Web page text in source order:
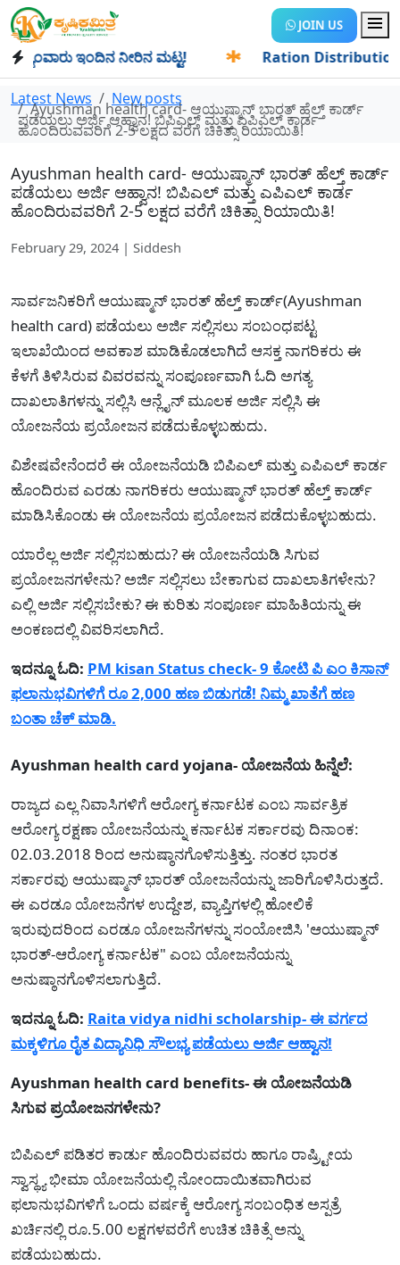
JOIN US
ಇಂದಿನ ನೀರಿನ ಮಟ್ಟ! Ration Distribution-
Latest News New posts
Ayushman health card- ಆಯುಷ್ಮಾನ್ ಭಾರತ್ ಹೆಲ್ತ್ ಕಾರ್ಡ್
ಪಡೆಯಲು ಅರ್ಜಿ ಆಹ್ವಾನ! ಬಿಪಿಎಲ್ ಮತ್ತು ಎಪಿಎಲ್ ಕಾರ್ಡ
ಹೊಂದಿರುವವರಿಗೆ 2-5 ಲಕ್ಷದ ವರೆಗೆ ಚಿಕಿತ್ಸಾ ರಿಯಾಯಿತಿ!
Ayushman health card- ಆಯುಷ್ಮಾನ್ ಭಾರತ್ ಹೆಲ್ತ್ ಕಾರ್ಡ್
ಪಡೆಯಲು ಅರ್ಜಿ ಆಹ್ವಾನ! ಬಿಪಿಎಲ್ ಮತ್ತು ಎಪಿಎಲ್ ಕಾರ್ಡ
ಹೊಂದಿರುವವರಿಗೆ 2-5 ಲಕ್ಷದ ವರೆಗೆ ಚಿಕಿತ್ಸಾ ರಿಯಾಯಿತಿ!
February 29, 2024 | Siddesh
ಸಾರ್ವಜನಿಕರಿಗೆ ಆಯುಷ್ಮಾನ್ ಭಾರತ್ ಹೆಲ್ತ್ ಕಾರ್ಡ್(Ayushman
health card) ಪಡೆಯಲು ಅರ್ಜಿ ಸಲ್ಲಿಸಲು ಸಂಬಂಧಪಟ್ಟ
ಇಲಾಖೆಯಿಂದ ಅವಕಾಶ ಮಾಡಿಕೊಡಲಾಗಿದೆ ಆಸಕ್ತ ನಾಗರಿಕರು ಈ
ಕೆಳಗೆ ತಿಳಿಸಿರುವ ವಿವರವನ್ನು ಸಂಪೂರ್ಣವಾಗಿ ಓದಿ ಅಗತ್ಯ
ದಾಖಲಾತಿಗಳನ್ನು ಸಲ್ಲಿಸಿ ಆನ್ಲೈನ್ ಮೂಲಕ ಅರ್ಜಿ ಸಲ್ಲಿಸಿ ಈ
ಯೋಜನೆಯ ಪ್ರಯೋಜನ ಪಡೆದುಕೊಳ್ಳಬಹುದು.
ವಿಶೇಷವೇನೆಂದರೆ ಈ ಯೋಜನೆಯಡಿ ಬಿಪಿಎಲ್ ಮತ್ತು ಎಪಿಎಲ್ ಕಾರ್ಡ
ಹೊಂದಿರುವ ಎರಡು ನಾಗರಿಕರು ಆಯುಷ್ಮಾನ್ ಭಾರತ್ ಹೆಲ್ತ್ ಕಾರ್ಡ್
ಮಾಡಿಸಿಕೊಂಡು ಈ ಯೋಜನೆಯ ಪ್ರಯೋಜನ ಪಡೆದುಕೊಳ್ಳಬಹುದು.
ಯಾರೆಲ್ಲ ಅರ್ಜಿ ಸಲ್ಲಿಸಬಹುದು? ಈ ಯೋಜನೆಯಡಿ ಸಿಗುವ
ಪ್ರಯೋಜನಗಳೇನು? ಅರ್ಜಿ ಸಲ್ಲಿಸಲು ಬೇಕಾಗುವ ದಾಖಲಾತಿಗಳೇನು?
ಎಲ್ಲಿ ಅರ್ಜಿ ಸಲ್ಲಿಸಬೇಕು? ಈ ಕುರಿತು ಸಂಪೂರ್ಣ ಮಾಹಿತಿಯನ್ನು ಈ
ಅಂಕಣದಲ್ಲಿ ವಿವರಿಸಲಾಗಿದೆ.
ಇದನ್ನೂ ಓದಿ: PM kisan Status check- 9 ಕೋಟಿ ಪಿ ಎಂ ಕಿಸಾನ್
ಫಲಾನುಭವಿಗಳಿಗೆ ರೂ 2,000 ಹಣ ಬಿಡುಗಡೆ! ನಿಮ್ಮ ಖಾತೆಗೆ ಹಣ
ಬಂತಾ ಚೆಕ್ ಮಾಡಿ.
Ayushman health card yojana- ಯೋಜನೆಯ ಹಿನ್ನೆಲೆ:
ರಾಜ್ಯದ ಎಲ್ಲ ನಿವಾಸಿಗಳಿಗೆ ಆರೋಗ್ಯ ಕರ್ನಾಟಕ ಎಂಬ ಸಾರ್ವತ್ರಿಕ
ಆರೋಗ್ಯ ರಕ್ಷಣಾ ಯೋಜನೆಯನ್ನು ಕರ್ನಾಟಕ ಸರ್ಕಾರವು ದಿನಾಂಕ:
02.03.2018 ರಿಂದ ಅನುಷ್ಠಾನಗೊಳಿಸುತ್ತಿತ್ತು. ನಂತರ ಭಾರತ
ಸರ್ಕಾರವು ಆಯುಷ್ಮಾನ್ ಭಾರತ್ ಯೋಜನೆಯನ್ನು ಜಾರಿಗೊಳಿಸಿರುತ್ತದೆ.
ಈ ಎರಡೂ ಯೋಜನೆಗಳ ಉದ್ದೇಶ, ವ್ಯಾಪ್ತಿಗಳಲ್ಲಿ ಹೋಲಿಕೆ
ಇರುವುದರಿಂದ ಎರಡೂ ಯೋಜನೆಗಳನ್ನು ಸಂಯೋಜಿಸಿ 'ಆಯುಷ್ಮಾನ್
ಭಾರತ್-ಆರೋಗ್ಯ ಕರ್ನಾಟಕ" ಎಂಬ ಯೋಜನೆಯನ್ನು
ಅನುಷ್ಠಾನಗೊಳಿಸಲಾಗುತ್ತಿದೆ.
ಇದನ್ನೂ ಓದಿ: Raita vidya nidhi scholarship- ಈ ವರ್ಗದ
ಮಕ್ಕಳಿಗೂ ರೈತ ವಿದ್ಯಾನಿಧಿ ಸೌಲಭ್ಯ ಪಡೆಯಲು ಅರ್ಜಿ ಆಹ್ವಾನ!
Ayushman health card benefits- ಈ ಯೋಜನೆಯಡಿ
ಸಿಗುವ ಪ್ರಯೋಜನಗಳೇನು?
ಬಿಪಿಎಲ್ ಪಡಿತರ ಕಾರ್ಡು ಹೊಂದಿರುವವರು ಹಾಗೂ ರಾಷ್ರ್ಟೀಯ
ಸ್ವಾಸ್ಥ್ಯ ಭೀಮಾ ಯೋಜನೆಯಲ್ಲಿ ನೋಂದಾಯಿತವಾಗಿರುವ
ಫಲಾನುಭವಿಗಳಿಗೆ ಒಂದು ವರ್ಷಕ್ಕೆ ಆರೋಗ್ಯ ಸಂಬಂಧಿತ ಅಸ್ಪತ್ರೆ
ಖರ್ಚಿನಲ್ಲಿ ರೂ.5.00 ಲಕ್ಷಗಳವರೆಗೆ ಉಚಿತ ಚಿಕಿತ್ಸೆ ಅನ್ನು
ಪಡೆಯಬಹುದು.